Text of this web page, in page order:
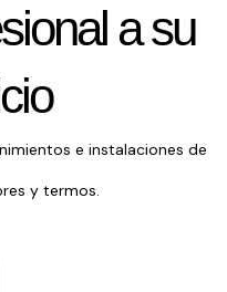
a su
e instalaciones de
y termos.